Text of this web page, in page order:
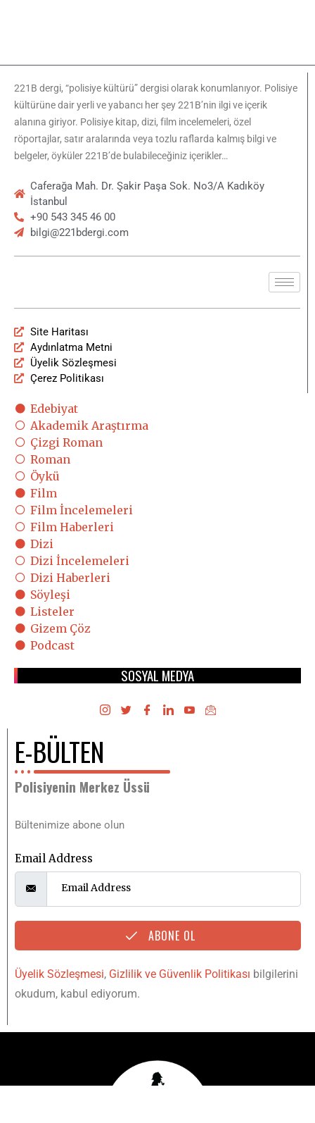
221B dergi, “polisiye kültürü” dergisi olarak konumlanıyor. Polisiye
kültürüne dair yerli ve yabancı her şey 221B’nin ilgi ve içerik
alanına giriyor. Polisiye kitap, dizi, film incelemeleri, özel
röportajlar, satır aralarında veya tozlu raflarda kalmış bilgi ve
belgeler, öyküler 221B’de bulabileceğiniz içerikler…
Caferağa Mah. Dr. Şakir Paşa Sok. No3/A Kadıköy
İstanbul
+90 543 345 46 00
bilgi@221bdergi.com
Site Haritası
Aydınlatma Metni
Üyelik Sözleşmesi
Çerez Politikası
Edebiyat
Akademik Araştırma
Çizgi Roman
Roman
Öykü
Film
Film İncelemeleri
Film Haberleri
Dizi
Dizi İncelemeleri
Dizi Haberleri
Söyleşi
Listeler
Gizem Çöz
Podcast
SOSYAL MEDYA
E-BÜLTEN
Polisiyenin Merkez Üssü
Bültenimize abone olun
Email Address
ABONE OL
Üyelik Sözleşmesi, Gizlilik ve Güvenlik Politikası bilgilerini
okudum, kabul ediyorum.